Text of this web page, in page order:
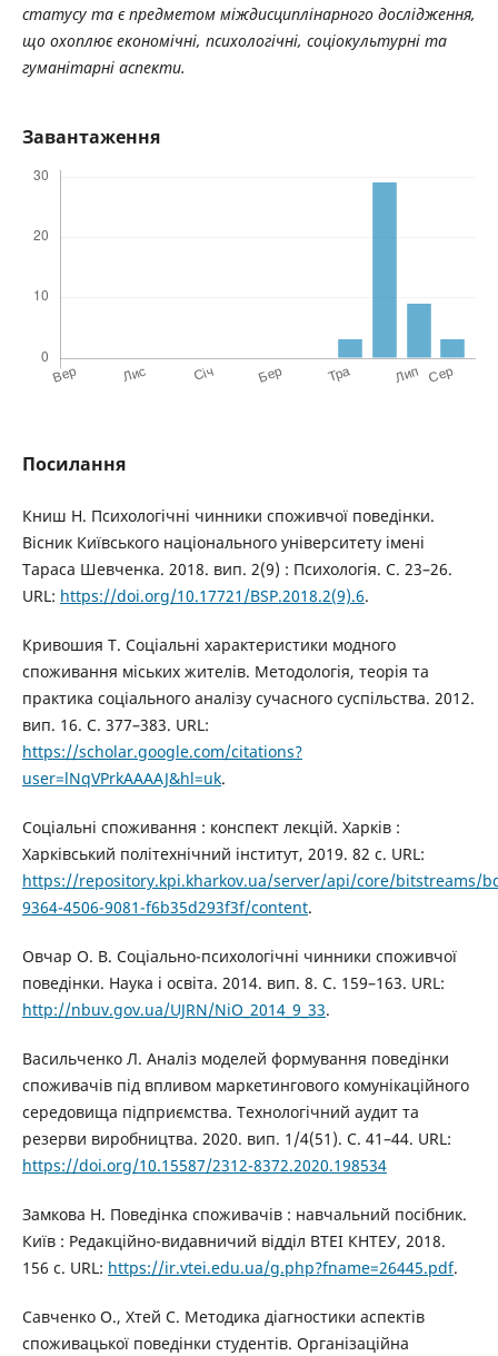
статусу та є предметом міждисциплінарного дослідження,
що охоплює економічні, психологічні, соціокультурні та
гуманітарні аспекти.
Завантаження
Посилання
Книш Н. Психологічні чинники споживчої поведінки.
Вісник Київського національного університету імені
Тараса Шевченка. 2018. вип. 2(9) : Психологія. С. 23–26.
URL: https://doi.org/10.17721/BSP.2018.2(9).6.
Кривошия Т. Соціальні характеристики модного
споживання міських жителів. Методологія, теорія та
практика соціального аналізу сучасного суспільства. 2012.
вип. 16. С. 377–383. URL:
https://scholar.google.com/citations?
user=lNqVPrkAAAAJ&hl=uk.
Соціальні споживання : конспект лекцій. Харків :
Харківський політехнічний інститут, 2019. 82 с. URL:
https://repository.kpi.kharkov.ua/server/api/core/bitstreams/
9364-4506-9081-f6b35d293f3f/content.
Овчар О. В. Соціально-психологічні чинники споживчої
поведінки. Наука і освіта. 2014. вип. 8. С. 159–163. URL:
http://nbuv.gov.ua/UJRN/NiO_2014_9_33.
Васильченко Л. Аналіз моделей формування поведінки
споживачів під впливом маркетингового комунікаційного
середовища підприємства. Технологічний аудит та
резерви виробництва. 2020. вип. 1/4(51). С. 41–44. URL:
https://doi.org/10.15587/2312-8372.2020.198534
Замкова Н. Поведінка споживачів : навчальний посібник.
Київ : Редакційно-видавничий відділ ВТЕІ КНТЕУ, 2018.
156 с. URL: https://ir.vtei.edu.ua/g.php?fname=26445.pdf.
Савченко О., Хтей С. Методика діагностики аспектів
споживацької поведінки студентів. Організаційна